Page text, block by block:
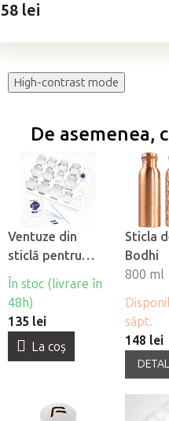
stele.
58 lei
High-contrast mode
De asemenea,
Ventuze din
sticlă pentru
terapie cu
ventuze Fabulo -
cu perete gros -
set de 16 buc
În stoc (livrare în
48h)
135 lei
La coş
Sticla
Bodhi
800 ml
săpt.
148 lei